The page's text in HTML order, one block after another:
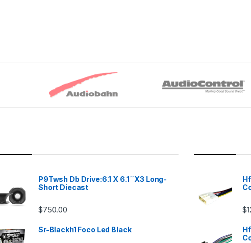
P9Twsh Db Drive:6.1 X 6.1´´X3 Long-
Short Diecast
$750.00
Sr-Blackh1 Foco Led Black
$